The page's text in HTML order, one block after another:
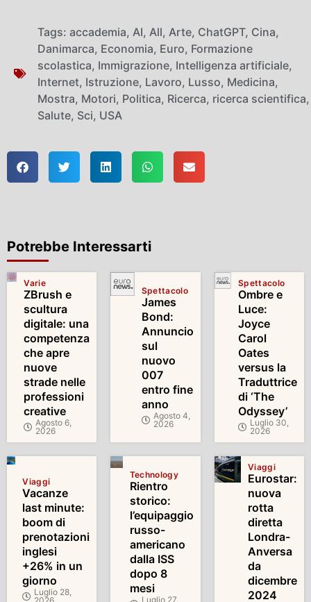
Tags: accademia, AI, All, Arte, ChatGPT, Cina,
Danimarca, Economia, Euro, Formazione
scolastica, Immigrazione, Intelligenza artificiale,
Internet, Istruzione, Lavoro, Lusso, Medicina,
Mostra, Motori, Politica, Ricerca, ricerca scientifica,
Salute, Sci, USA
Potrebbe Interessarti
Varie
ZBrush e
scultura
digitale: una
competenza
che apre
nuove
strade nelle
professioni
creative
Agosto 6,
2026
Spettacolo
James
Bond:
Annuncio
sul
nuovo
007
entro fine
anno
Agosto 4,
2026
Spettacolo
Ombre e
Luce:
Joyce
Carol
Oates
versus la
Traduttrice
di ‘The
Odyssey’
Luglio 30,
2026
Viaggi
Vacanze
last minute:
boom di
prenotazioni
inglesi
+26% in un
giorno
Luglio 28,
Technology
Rientro
storico:
l’equipaggio
russo-
americano
dalla ISS
dopo 8
mesi
Luglio 27,
Viaggi
Eurostar:
nuova
rotta
diretta
Londra-
Anversa
da
dicembre
2024